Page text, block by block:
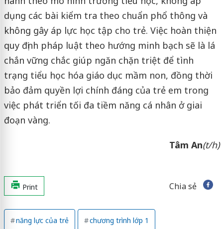
dụng các bài kiểm tra theo chuẩn phổ thông và
không gây áp lực học tập cho trẻ. Việc hoàn thiện
quy định pháp luật theo hướng minh bạch sẽ là lá
chắn vững chắc giúp ngăn chặn triệt để tình
trạng tiểu học hóa giáo dục mầm non, đồng thời
bảo đảm quyền lợi chính đáng của trẻ em trong
việc phát triển tối đa tiềm năng cá nhân ở giai
đoạn vàng.
Tâm An(t/h)
Print Chia sẻ
năng lực của trẻ chương trình lớp 1